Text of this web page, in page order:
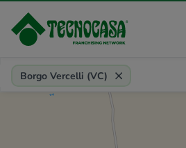
Provincia, comune, zona, riferimento
Borgo Vercelli (VC)